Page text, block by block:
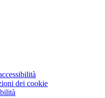
dei cookie